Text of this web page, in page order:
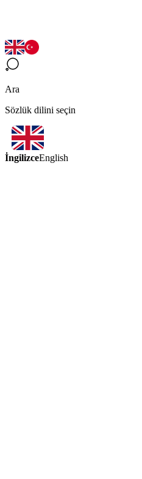
Ara
Sözlük dilini seçin
İngilizceEnglish